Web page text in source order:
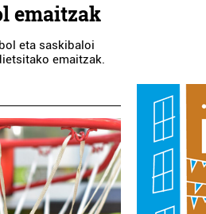
emaitzak
eta saskibaloi
emaitzak.